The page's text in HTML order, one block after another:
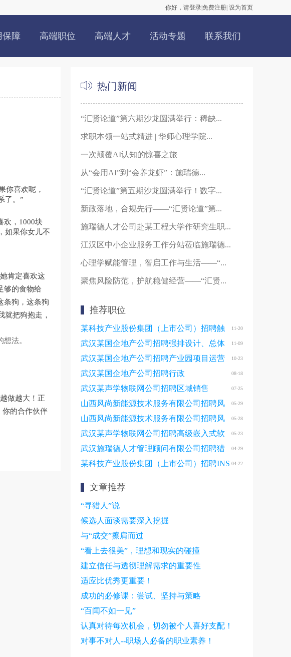
你好，请登录免费注册 设为首页
保障 高端职位 高端人才 活动专题 联系我们
你喜欢呢，
了。”
欢，1000块
如果你女儿不
肯定喜欢这
够的食物给
条狗，这条狗
就把狗抱走，
法。
做越大！正
你的合作伙伴
热门新闻
“汇贤论道”第六期沙龙圆满举行：稀缺...
求职本领一站式精进 | 华师心理学院...
一次颠覆AI认知的惊喜之旅
从“会用AI”到“会养龙虾”：施瑞德...
“汇贤论道”第五期沙龙圆满举行！数字...
新政落地，合规先行——“汇贤论道”第...
施瑞德人才公司赴某工程大学作研究生职...
江汉区中小企业服务工作分站莅临施瑞德...
心理学赋能管理，智启工作与生活——“...
聚焦风险防范，护航稳健经营——“汇贤...
推荐职位
11-20
某科技产业股份集团（上市公司）招聘触
感材料研发工程师
11-09
武汉某国企地产公司招聘强排设计、总体
规划设计
10-23
武汉某国企地产公司招聘产业园项目运营
08-18
武汉某国企地产公司招聘行政
07-25
武汉某声学物联网公司招聘区域销售
05-29
山西风尚新能源技术服务有限公司招聘风
电巡检员
05-28
山西风尚新能源技术服务有限公司招聘风
电运维一体岗
05-23
武汉某声学物联网公司招聘高级嵌入式软
件开发
04-29
武汉施瑞德人才管理顾问有限公司招聘猎
头顾问
04-22
某科技产业股份集团（上市公司）招聘INS
文章推荐
“寻猎人”说
候选人面谈需要深入挖掘
与“成交”擦肩而过
“看上去很美”，理想和现实的碰撞
建立信任与透彻理解需求的重要性
适应比优秀更重要！
成功的必修课：尝试、坚持与策略
“百闻不如一见”
认真对待每次机会，切勿被个人喜好支配！
对事不对人--职场人必备的职业素养！